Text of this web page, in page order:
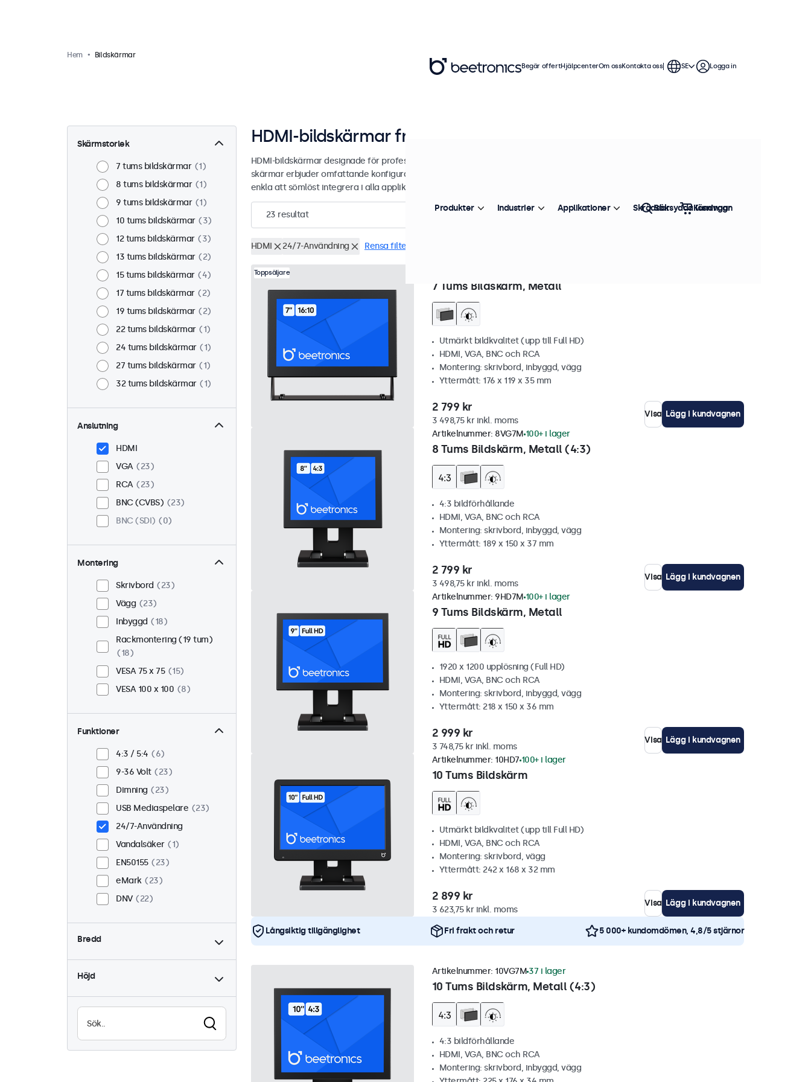
Hem Bildskärmar
Skärmstorlek
7 tums bildskärmar
1
8 tums bildskärmar
1
9 tums bildskärmar
1
10 tums bildskärmar
3
12 tums bildskärmar
3
13 tums bildskärmar
2
15 tums bildskärmar
4
17 tums bildskärmar
2
19 tums bildskärmar
2
22 tums bildskärmar
1
24 tums bildskärmar
1
27 tums bildskärmar
1
32 tums bildskärmar
1
Anslutning
HDMI
VGA
23
RCA
23
BNC (CVBS)
23
BNC (SDI)
0
Montering
Skrivbord
23
Vägg
23
Inbyggd
18
Rackmontering (19 tum)
18
VESA 75 x 75
15
VESA 100 x 100
8
Funktioner
4:3 / 5:4
6
9-36 Volt
23
Dimning
23
USB Mediaspelare
23
24/7-Användning
Vandalsäker
1
EN50155
23
eMark
23
DNV
22
Bredd
Höjd
HDMI-bildskärmar från 7 till 32 tum
HDMI-bildskärmar designade för professionella applikationer och kontinuerlig användning. Våra HDMI-
skärmar erbjuder omfattande konfigurationsalternativ och mångsidiga monteringsalternativ, vilket gör de
enkla att sömlöst integrera i alla applikationer och miljöer.
23 resultat Sortera efter Toppsäljare
HDMI 24/7-Användning Rensa filter
Toppsäljare
7 Tums Bildskärm, Metall
Utmärkt bildkvalitet (upp till Full HD)
HDMI, VGA, BNC och RCA
Montering: skrivbord, inbyggd, vägg
Yttermått: 176 x 119 x 35 mm
2 799 kr
3 498,75 kr inkl. moms
Visa Lägg i kundvagnen
8 Tums Bildskärm, Metall (4:3)
Artikelnummer: 8VG7M 100+ i lager
4:3 bildförhållande
HDMI, VGA, BNC och RCA
Montering: skrivbord, inbyggd, vägg
Yttermått: 189 x 150 x 37 mm
2 799 kr
3 498,75 kr inkl. moms
Visa Lägg i kundvagnen
9 Tums Bildskärm, Metall
Artikelnummer: 9HD7M 100+ i lager
1920 x 1200 upplösning (Full HD)
HDMI, VGA, BNC och RCA
Montering: skrivbord, inbyggd, vägg
Yttermått: 218 x 150 x 36 mm
2 999 kr
3 748,75 kr inkl. moms
Visa Lägg i kundvagnen
10 Tums Bildskärm
Artikelnummer: 10HD7 100+ i lager
Utmärkt bildkvalitet (upp till Full HD)
HDMI, VGA, BNC och RCA
Montering: skrivbord, vägg
Yttermått: 242 x 168 x 32 mm
2 899 kr
3 623,75 kr inkl. moms
Visa Lägg i kundvagnen
Långsiktig tillgänglighet Fri frakt och retur 5 000+ kundomdömen, 4,8/5 stjärnor
10 Tums Bildskärm, Metall (4:3)
Artikelnummer: 10VG7M 37 i lager
4:3 bildförhållande
HDMI, VGA, BNC och RCA
Montering: skrivbord, inbyggd, vägg
Begär offertHjälpcenterOm ossKontakta oss SE Logga in
Produkter Industrier Applikationer Skräddarsydda lösningar
Sök Kundvagn